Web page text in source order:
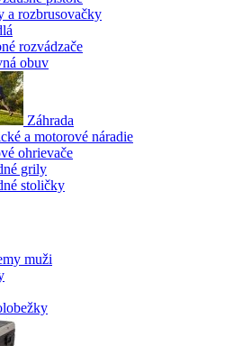
a rozbrusovačky
rozvádzače
obuv
Záhrada
a motorové náradie
ohrievače
grily
stoličky
muži